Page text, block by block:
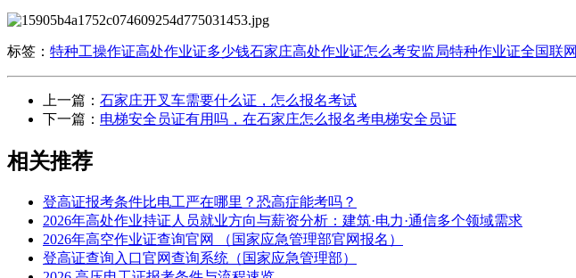
标签： 特种工操作证高处作业证多少钱石家庄高处作业证怎么考安监局特种作业证全国联网
上一篇： 石家庄开叉车需要什么证，怎么报名考试
下一篇： 电梯安全员证有用吗，在石家庄怎么报名考电梯安全员证
相关推荐
登高证报考条件比电工严在哪里？恐高症能考吗？
2026年高处作业持证人员就业方向与薪资分析：建筑·电力·通信多个领域需求
2026年高空作业证查询官网 （国家应急管理部官网报名）
登高证查询入口官网查询系统（国家应急管理部）